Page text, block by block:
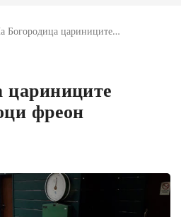
Богородица цариниците…
цариниците
фреон